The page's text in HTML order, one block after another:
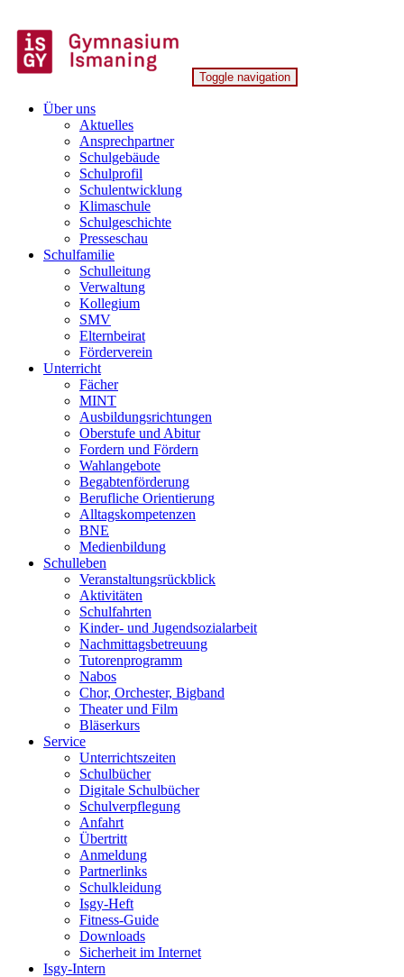
to
content
Gymnasium Ismaning
Toggle navigation
Über uns
Aktuelles
Ansprechpartner
Schulgebäude
Schulprofil
Schulentwicklung
Klimaschule
Schulgeschichte
Presseschau
Schulfamilie
Schulleitung
Verwaltung
Kollegium
SMV
Elternbeirat
Förderverein
Unterricht
Fächer
MINT
Ausbildungsrichtungen
Oberstufe und Abitur
Fordern und Fördern
Wahlangebote
Begabtenförderung
Berufliche Orientierung
Alltagskompetenzen
BNE
Medienbildung
Schulleben
Veranstaltungsrückblick
Aktivitäten
Schulfahrten
Kinder- und Jugendsozialarbeit
Nachmittagsbetreuung
Tutorenprogramm
Nabos
Chor, Orchester, Bigband
Theater und Film
Bläserkurs
Service
Unterrichtszeiten
Schulbücher
Digitale Schulbücher
Schulverpflegung
Anfahrt
Übertritt
Anmeldung
Partnerlinks
Schulkleidung
Isgy-Heft
Fitness-Guide
Downloads
Sicherheit im Internet
Isgy-Intern